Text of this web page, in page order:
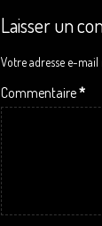
Laisser un
Votre adresse e-mail
Commentaire*